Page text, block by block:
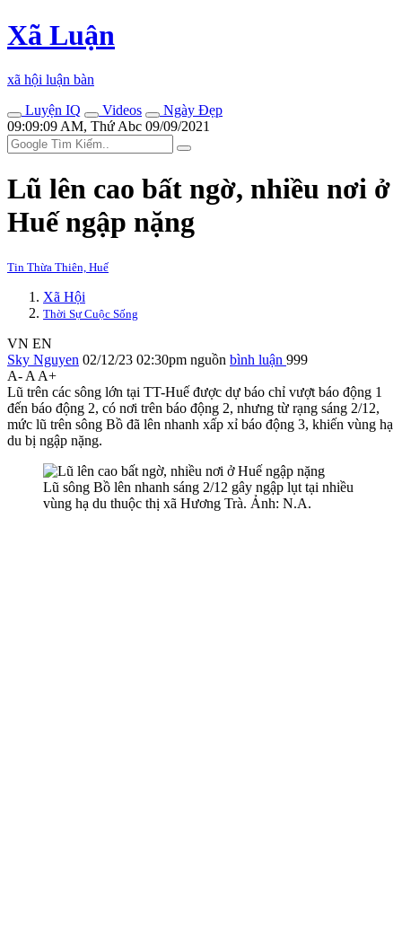
Xã Luận
xã hội luận bàn
Luyện IQ
Videos
Ngày Đẹp
09:09:09 AM, Thứ Abc 09/09/2021
Lũ lên cao bất ngờ, nhiều nơi ở
Huế ngập nặng
Tin Thừa Thiên, Huế
Xã Hội
Thời Sự Cuộc Sống
VN EN
Sky Nguyen 02/12/23 02:30pm nguồn bình luận 999
A- A A+
Lũ trên các sông lớn tại TT-Huế được dự báo chỉ vượt báo động 1
đến báo động 2, có nơi trên báo động 2, nhưng từ rạng sáng 2/12,
mức lũ trên sông Bồ đã lên nhanh xấp xỉ báo động 3, khiến vùng hạ
du bị ngập nặng.
Lũ sông Bồ lên nhanh sáng 2/12 gây ngập lụt tại nhiều
vùng hạ du thuộc thị xã Hương Trà. Ảnh: N.A.